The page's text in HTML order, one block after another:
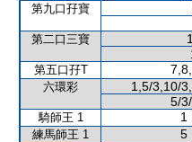
第九口孖寶
第二口三寶
第五口孖T
六環彩 1,5/3,10/
5/
騎師王 1 1
練馬師王 1 5